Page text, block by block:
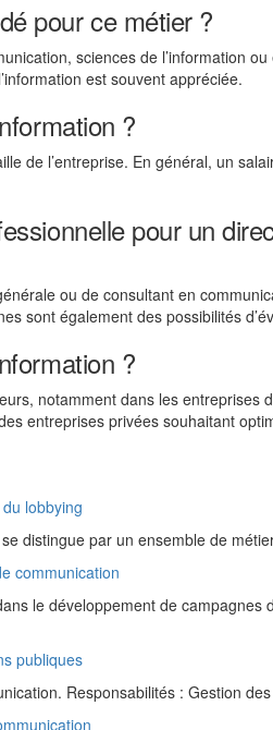
pour ce métier ?
sciences de l’information
est souvent appréciée.
?
de l’entreprise. En général, un
pour un
ou de consultant en
sont également des possibilités
?
notamment dans les entreprises
entreprises privées souhaitant
lobbying
distingue par un ensemble de
communication
le développement de campagnes
publiques
Responsabilités : Gestion